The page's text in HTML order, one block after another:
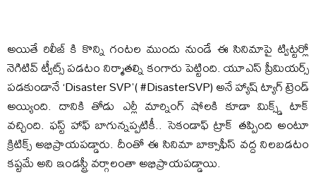
అయితే రిలీజ్ కి కొన్ని గంటల ముందు నుండే ఈ సినిమాపై ట్విట్టర్లో
నెగిటివ్ ట్వీట్స్ పడటం నిర్మాతల్ని కంగారు పెట్టింది. యూఎస్ ప్రీమియర్స్
పడకుండానే ‘Disaster SVP'( #DisasterSVP) అనే హ్యాష్ ట్యాగ్ ట్రెండ్
అయ్యింది. దానికి తోడు ఎర్లీ మార్నింగ్ షోలకి కూడా మిక్స్డ్ టాక్
వచ్చింది. ఫస్ట్ హాఫ్ బాగున్నప్పటికీ.. సెకండాఫ్ ట్రాక్ తప్పింది అంటూ
క్రిటిక్స్ అభిప్రాయపడ్డారు. దీంతో ఈ సినిమా బాక్సాఫీస్ వద్ద నిలబడటం
కష్టమే అని ఇండస్ట్రీ వర్గాలంతా అభిప్రాయపడ్డాయి.